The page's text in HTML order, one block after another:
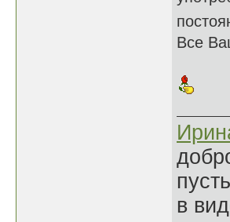
Все
в